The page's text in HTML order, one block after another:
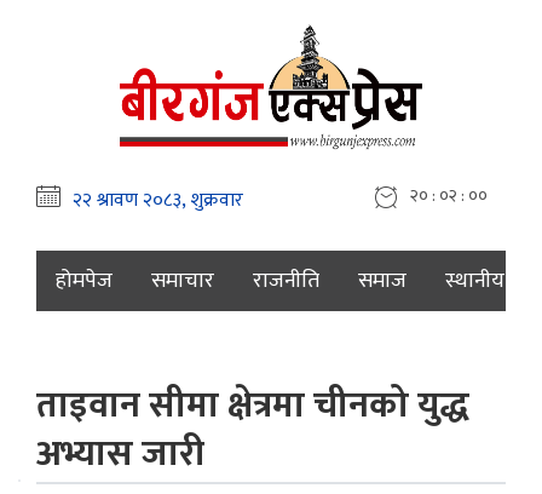
२० : ०२ : ००
होमपेज समाचार राजनीति समाज स्थानीय
ताइवान सीमा क्षेत्रमा चीनको युद्ध
अभ्यास जारी